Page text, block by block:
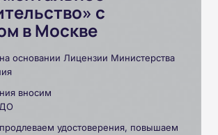
с
в Москве
основании Лицензии Министерства
вносим
удостоверения, повышаем